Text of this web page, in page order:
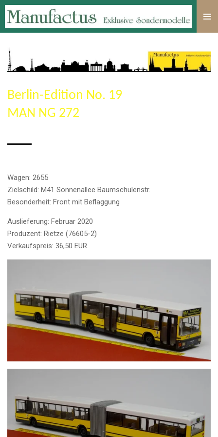
Zum
Hauptinhalt
springen
Berlin-Edition No. 19
MAN NG 272
Wagen: 2655
Zielschild: M41 Sonnenallee Baumschulenstr.
Besonderheit: Front mit Beflaggung
Auslieferung: Februar 2020
Produzent: Rietze (76605-2)
Verkaufspreis: 36,50 EUR